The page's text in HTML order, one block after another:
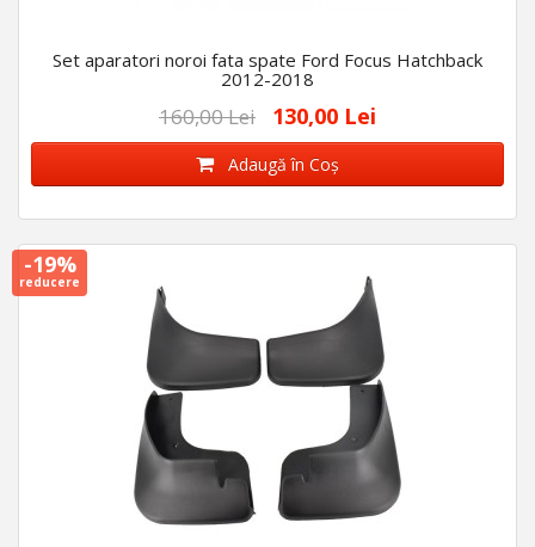
Set aparatori noroi fata spate Ford Focus Hatchback
2012-2018
160,00 Lei 130,00 Lei
Adaugă în Coş
-19%
reducere